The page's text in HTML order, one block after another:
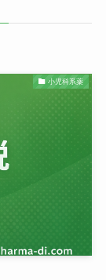
小児科系薬